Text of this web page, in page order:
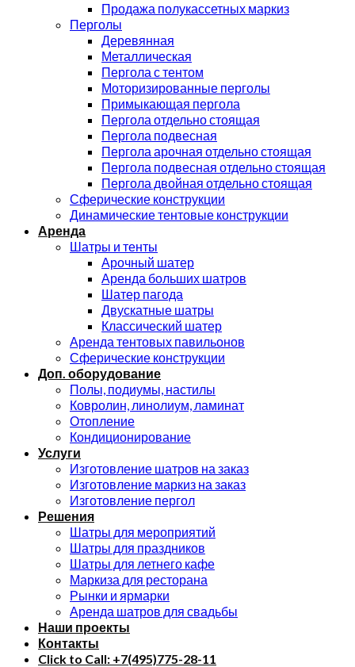
Продажа полукассетных маркиз
Перголы
Деревянная
Металлическая
Пергола с тентом
Моторизированные перголы
Примыкающая пергола
Пергола отдельно стоящая
Пергола подвесная
Пергола арочная отдельно стоящая
Пергола подвесная отдельно стоящая
Пергола двойная отдельно стоящая
Сферические конструкции
Динамические тентовые конструкции
Аренда
Шатры и тенты
Арочный шатер
Аренда больших шатров
Шатер пагода
Двускатные шатры
Классический шатер
Аренда тентовых павильонов
Сферические конструкции
Доп. оборудование
Полы, подиумы, настилы
Ковролин, линолиум, ламинат
Отопление
Кондиционирование
Услуги
Изготовление шатров на заказ
Изготовление маркиз на заказ
Изготовление пергол
Решения
Шатры для мероприятий
Шатры для праздников
Шатры для летнего кафе
Маркиза для ресторана
Рынки и ярмарки
Аренда шатров для свадьбы
Наши проекты
Контакты
Click to Call: +7(495)775-28-11